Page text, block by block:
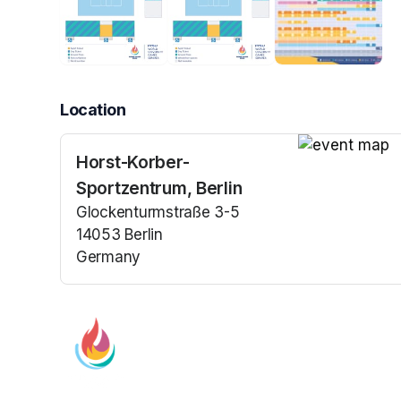
Location
Horst-Korber-
Sportzentrum, Berlin
Glockenturmstraße 3-5
14053 Berlin
Germany
(opens in a new tab)